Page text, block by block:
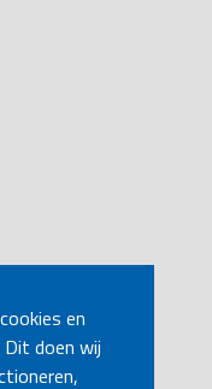
en
Dit doen wij